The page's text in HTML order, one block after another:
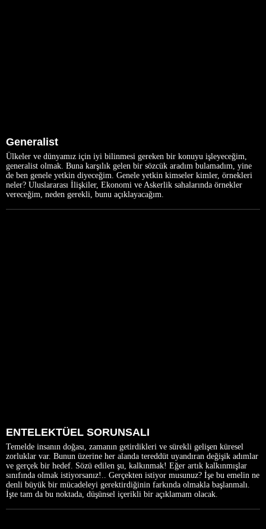
Generalist
Ülkeler ve dünyamız için iyi bilinmesi gereken bir konuyu işleyeceğim,
generalist olmak. Buna karşılık gelen bir sözcük aradım bulamadım, yine
de ben genele yetkin diyeceğim. Genele yetkin kimseler kimler, örnekleri
neler? Uluslararası İlişkiler, Ekonomi ve Askerlik sahalarında örnekler
vereceğim, neden gerekli, bunu açıklayacağım.
ENTELEKTÜEL SORUNSALI
Temelde insanın doğası, zamanın getirdikleri ve sürekli gelişen küresel
zorluklar var. Bunun üzerine her alanda tereddüt uyandıran değişik adımlar
ve gerçek bir hedef. Sözü edilen şu, kalkınmak! Eğer artık kalkınmışlar
sınıfında olmak istiyorsanız!.. Gerçekten istiyor musunuz? İşe bu emelin ne
denli büyük bir mücadeleyi gerektirdiğinin farkında olmakla başlanmalı.
İşte tam da bu noktada, düşünsel içerikli bir açıklamam olacak.